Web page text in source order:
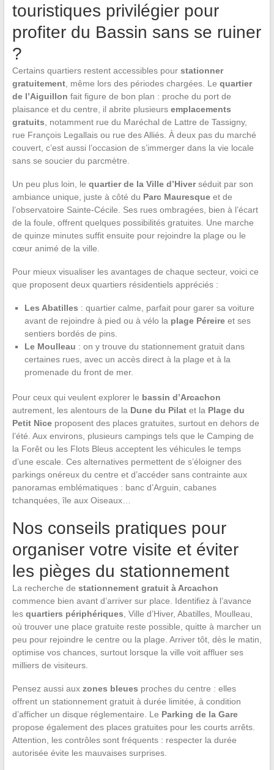
touristiques privilégier pour
profiter du Bassin sans se ruiner
?
Certains quartiers restent accessibles pour stationner
gratuitement, même lors des périodes chargées. Le quartier
de l’Aiguillon fait figure de bon plan : proche du port de
plaisance et du centre, il abrite plusieurs emplacements
gratuits , notamment rue du Maréchal de Lattre de Tassigny,
rue François Legallais ou rue des Alliés. À deux pas du marché
couvert, c’est aussi l’occasion de s’immerger dans la vie locale
sans se soucier du parcmètre.
Un peu plus loin, le quartier de la Ville d’Hiverséduit par son
ambiance unique, juste à côté du Parc Mauresqueet de
l’observatoire Sainte-Cécile. Ses rues ombragées, bien à l’écart
de la foule, offrent quelques possibilités gratuites. Une marche
de quinze minutes suffit ensuite pour rejoindre la plage ou le
cœur animé de la ville.
Pour mieux visualiser les avantages de chaque secteur, voici ce
que proposent deux quartiers résidentiels appréciés :
Les Abatilles : quartier calme, parfait pour garer sa voiture
avant de rejoindre à pied ou à vélo la plage Péreireet ses
sentiers bordés de pins.
Le Moulleau : on y trouve du stationnement gratuit dans
certaines rues, avec un accès direct à la plage et à la
promenade du front de mer.
Pour ceux qui veulent explorer le bassin d’Arcachon
autrement, les alentours de la Dune du Pilatet la Plage du
Petit Niceproposent des places gratuites, surtout en dehors de
l’été. Aux environs, plusieurs campings tels que le Camping de
la Forêt ou les Flots Bleus acceptent les véhicules le temps
d’une escale. Ces alternatives permettent de s’éloigner des
parkings onéreux du centre et d’accéder sans contrainte aux
panoramas emblématiques : banc d’Arguin, cabanes
tchanquées, île aux Oiseaux…
Nos conseils pratiques pour
organiser votre visite et éviter
les pièges du stationnement
La recherche de stationnement gratuit à Arcachon
commence bien avant d’arriver sur place. Identifiez à l’avance
les quartiers périphériques , Ville d’Hiver, Abatilles, Moulleau,
où trouver une place gratuite reste possible, quitte à marcher un
peu pour rejoindre le centre ou la plage. Arriver tôt, dès le matin,
optimise vos chances, surtout lorsque la ville voit affluer ses
milliers de visiteurs.
Pensez aussi aux zones bleues proches du centre : elles
offrent un stationnement gratuit à durée limitée, à condition
d’afficher un disque réglementaire. Le Parking de la Gare
propose également des places gratuites pour les courts arrêts.
Attention, les contrôles sont fréquents : respecter la durée
autorisée évite les mauvaises surprises.